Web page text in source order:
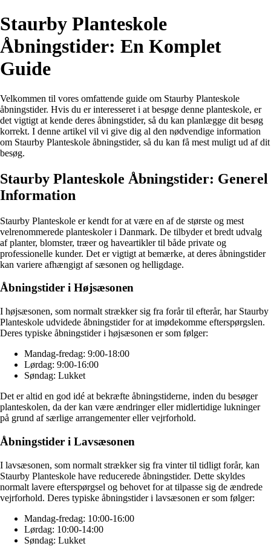
Staurby Planteskole
Åbningstider: En Komplet
Guide
Velkommen til vores omfattende guide om Staurby Planteskole
åbningstider. Hvis du er interesseret i at besøge denne planteskole, er
det vigtigt at kende deres åbningstider, så du kan planlægge dit besøg
korrekt. I denne artikel vil vi give dig al den nødvendige information
om Staurby Planteskole åbningstider, så du kan få mest muligt ud af dit
besøg.
Staurby Planteskole Åbningstider: Generel
Information
Staurby Planteskole er kendt for at være en af de største og mest
velrenommerede planteskoler i Danmark. De tilbyder et bredt udvalg
af planter, blomster, træer og haveartikler til både private og
professionelle kunder. Det er vigtigt at bemærke, at deres åbningstider
kan variere afhængigt af sæsonen og helligdage.
Åbningstider i Højsæsonen
I højsæsonen, som normalt strækker sig fra forår til efterår, har Staurby
Planteskole udvidede åbningstider for at imødekomme efterspørgslen.
Deres typiske åbningstider i højsæsonen er som følger:
Mandag-fredag: 9:00-18:00
Lørdag: 9:00-16:00
Søndag: Lukket
Det er altid en god idé at bekræfte åbningstiderne, inden du besøger
planteskolen, da der kan være ændringer eller midlertidige lukninger
på grund af særlige arrangementer eller vejrforhold.
Åbningstider i Lavsæsonen
I lavsæsonen, som normalt strækker sig fra vinter til tidligt forår, kan
Staurby Planteskole have reducerede åbningstider. Dette skyldes
normalt lavere efterspørgsel og behovet for at tilpasse sig de ændrede
vejrforhold. Deres typiske åbningstider i lavsæsonen er som følger:
Mandag-fredag: 10:00-16:00
Lørdag: 10:00-14:00
Søndag: Lukket